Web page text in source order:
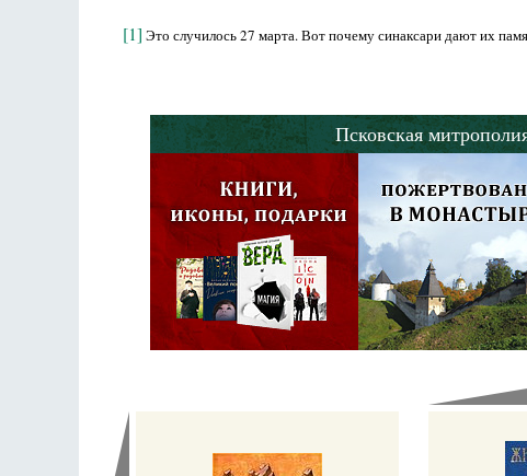
[1] Это случилось 27 марта. Вот почему синаксари дают их
Псковская